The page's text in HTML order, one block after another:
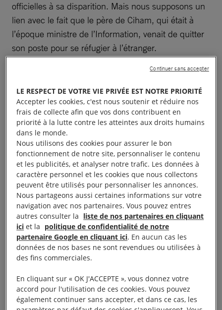
officielles à sa disparition. Mais nous supposons un
lien avec le fait que le père de Ciham, qui était à
l’époque ministre de l’Information, venait de quitter
son poste pour se réfugier à l’étranger.
Êtes-vous certaine qu’elle
se trouve en prison depuis
sa disparition ?
Non, nous savons seulement qu’elle a disparu.
Nous ne possédons pas de preuves qu’elle est en
vie. Sa famille ignore à la fois ses conditions de
détention et la ville où elle est retenue. En Érythrée,
il est courant de ne pas avoir de nouvelles des
campagnes de soutien ou d’appel à leur libération.
En effet, plus le temps passe après une disparition
LE RESPECT DE VOTRE VIE PRIVÉE EST NOTRE PRIORITÉ
Accepter les cookies, c'est nous soutenir et réduire nos
frais de collecte afin que vos dons contribuent en
priorité à la lutte contre les atteintes aux droits humains
dans le monde.
Nous utilisons des cookies pour assurer le bon
fonctionnement de notre site, personnaliser le contenu
et les publicités, et analyser notre trafic. Les données à
caractère personnel et les cookies que nous collectons
peuvent être utilisés pour personnaliser les annonces.
Nous partageons aussi certaines informations sur votre
navigation avec nos partenaires. Vous pouvez entres
autres consulter la liste de nos partenaires en cliquant
ici et la politique de confidentialité de notre
partenaire Google en cliquant ici. En aucun cas les
données de nos bases ne sont revendues ou utilisées à
des fins commerciales.
En cliquant sur « OK J'ACCEPTE », vous donnez votre
accord pour l'utilisation de ces cookies. Vous pouvez
également continuer sans accepter, et dans ce cas, les
Continuer sans accepter